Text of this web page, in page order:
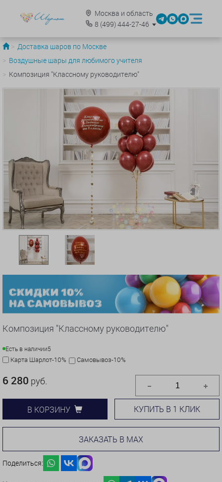
Москва и область
8 (499)444-27-46
Доставка шаров по Москве
Воздушные шары для любимого учителя
Композиция "Классному руководителю"
Композиция "Классному руководителю"
Есть в наличии5
Карта Шарлот-10% Самовывоз-10%
6 280 руб.
В КОРЗИНУ КУПИТЬ В 1 КЛИК
ЗАКАЗАТЬ В MAX
Поделиться: